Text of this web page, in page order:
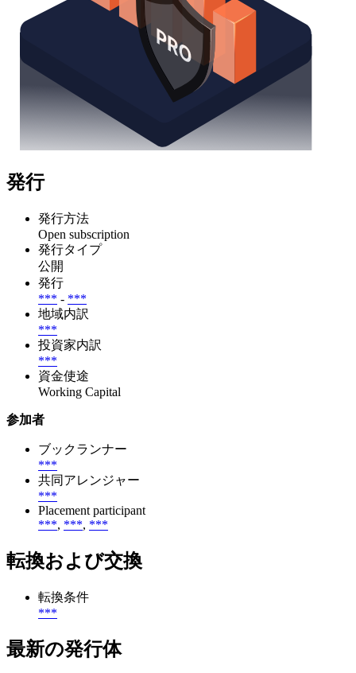
発行
発行方法
Open subscription
発行タイプ
公開
発行
*** - ***
地域内訳
***
投資家内訳
***
資金使途
Working Capital
参加者
ブックランナー
***
共同アレンジャー
***
Placement participant
***, ***, ***
転換および交換
転換条件
***
最新の発行体